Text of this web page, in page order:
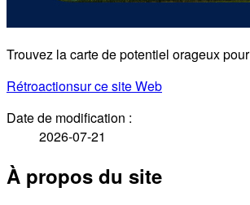
Trouvez la carte de potentiel orageux
Rétroactionsur ce site Web
Date de modification :
2026-07-21
À propos du site